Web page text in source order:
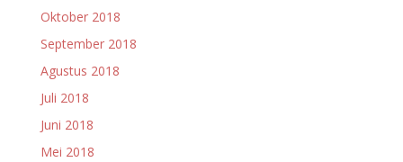
Oktober 2018
September 2018
Agustus 2018
Juli 2018
Juni 2018
Mei 2018